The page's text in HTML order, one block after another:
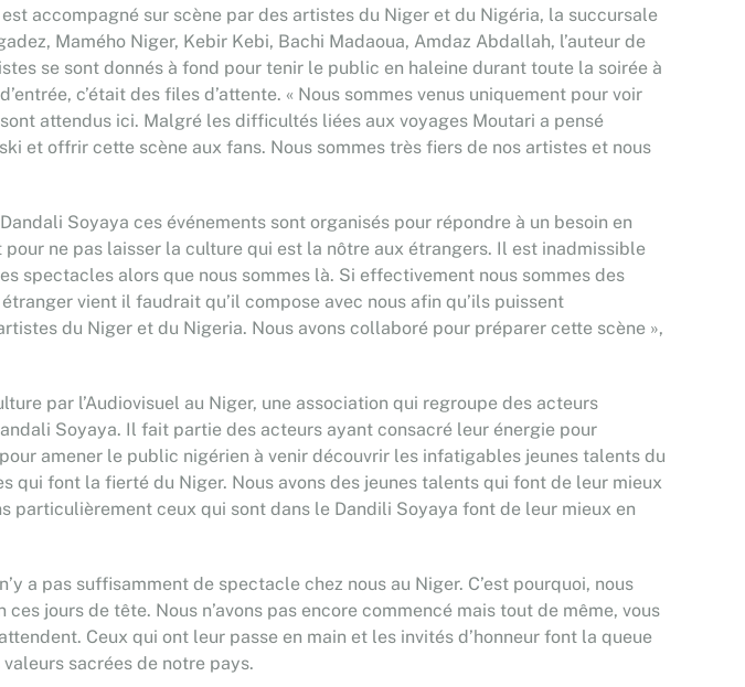
accompagné sur scène par des artistes du Niger et du Nigéria, la succursale
Mamého Niger, Kebir Kebi, Bachi Madaoua, Amdaz Abdallah, l’auteur de
se sont donnés à fond pour tenir le public en haleine durant toute la soirée à
c’était des files d’attente. « Nous sommes venus uniquement pour voir
attendus ici. Malgré les difficultés liées aux voyages Moutari a pensé
et offrir cette scène aux fans. Nous sommes très fiers de nos artistes et nous
Soyaya ces événements sont organisés pour répondre à un besoin en
ne pas laisser la culture qui est la nôtre aux étrangers. Il est inadmissible
spectacles alors que nous sommes là. Si effectivement nous sommes des
vient il faudrait qu’il compose avec nous afin qu’ils puissent
du Niger et du Nigeria. Nous avons collaboré pour préparer cette scène »,
par l’Audiovisuel au Niger, une association qui regroupe des acteurs
Soyaya. Il fait partie des acteurs ayant consacré leur énergie pour
amener le public nigérien à venir découvrir les infatigables jeunes talents du
qui font la fierté du Niger. Nous avons des jeunes talents qui font de leur mieux
particulièrement ceux qui sont dans le Dandili Soyaya font de leur mieux en
a pas suffisamment de spectacle chez nous au Niger. C’est pourquoi, nous
jours de tête. Nous n’avons pas encore commencé mais tout de même, vous
Ceux qui ont leur passe en main et les invités d’honneur font la queue
sacrées de notre pays.